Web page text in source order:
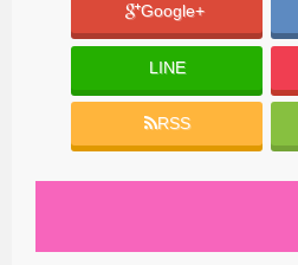
Google+
LINE
RSS